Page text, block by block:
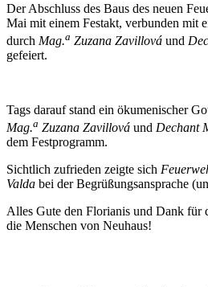
Der Abschluss des Baus des neuen
Mai mit einem Festakt, verbunden mit
durch Mag.a Zuzana Zavillová und
gefeiert.
Tags darauf stand ein ökumenischer
Mag.a Zuzana Zavillová und Dechant
dem Festprogramm.
Sichtlich zufrieden zeigte sich
Valda bei der Begrüßungsansprache
Alles Gute den Florianis und Dank für
die Menschen von Neuhaus!